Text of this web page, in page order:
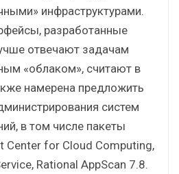
инфраструктурами.
разработанные
отвечают задачам
«облаком», считают в
намерена предложить
систем
в том числе пакеты
Center for Cloud Computing,
Rational AppScan 7.8.